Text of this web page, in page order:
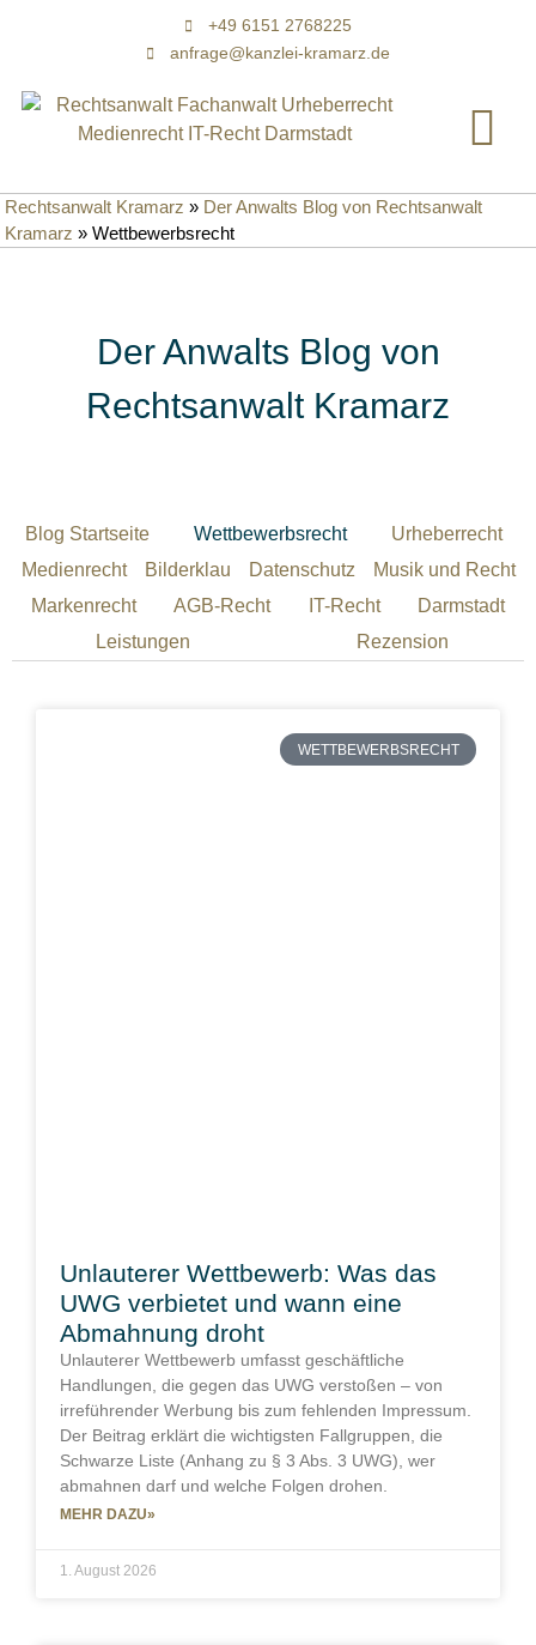
+49 6151 2768225
anfrage@kanzlei-kramarz.de
Rechtsanwalt Kramarz » Der Anwalts Blog von Rechtsanwalt
Kramarz »Wettbewerbsrecht
Der Anwalts Blog von
Rechtsanwalt Kramarz
Blog Startseite Wettbewerbsrecht
Urheberrecht
Medienrecht
Bilderklau Datenschutz
Musik und Recht
Markenrecht
AGB-Recht IT-Recht
Darmstadt
Leistungen
Rezension
WETTBEWERBSRECHT
Unlauterer Wettbewerb: Was das
UWG verbietet und wann eine
Abmahnung droht
Unlauterer Wettbewerb umfasst geschäftliche
Handlungen, die gegen das UWG verstoßen – von
irreführender Werbung bis zum fehlenden Impressum.
Der Beitrag erklärt die wichtigsten Fallgruppen, die
Schwarze Liste (Anhang zu § 3 Abs. 3 UWG), wer
abmahnen darf und welche Folgen drohen.
MEHR DAZU»
1. August 2026